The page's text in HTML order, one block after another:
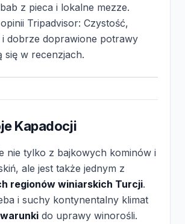
z pieca i lokalne mezze.
Tripadvisor: Czystość,
i dobrze doprawione potrawy
się w recenzjach.
Kapadocji
nie tylko z bajkowych kominów i
ale jest także jednym z
regionów winiarskich Turcji.
i suchy kontynentalny klimat
do uprawy winorośli.